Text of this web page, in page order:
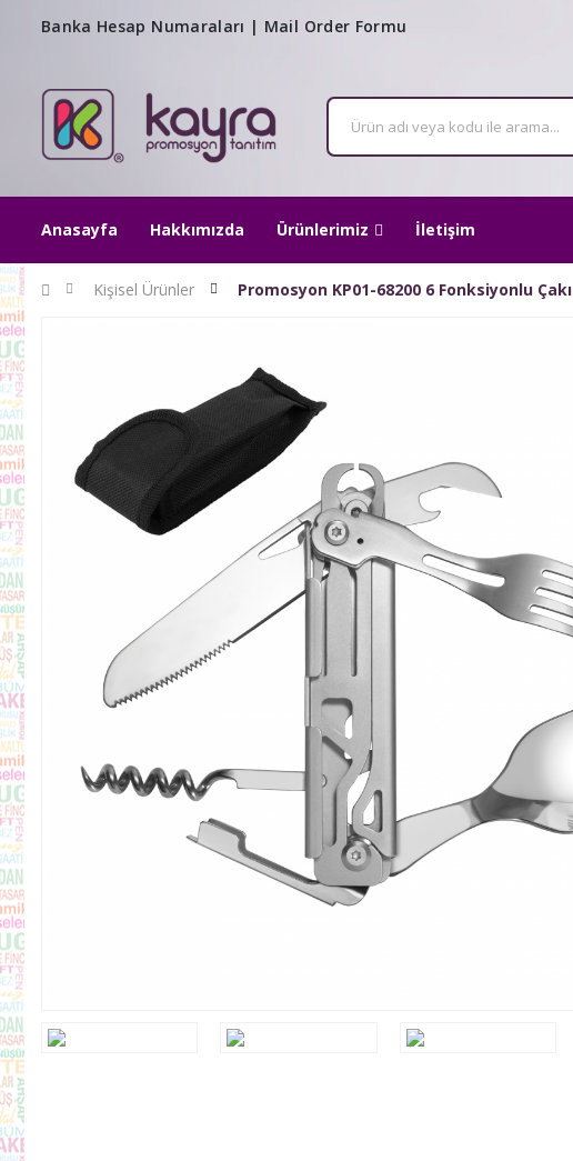
Banka Hesap Numaraları | Mail Order Formu
Anasayfa Hakkımızda Ürünlerimiz İletişim
Kişisel Ürünler Promosyon KP01-68200 6 Fonksiyonlu Çakı